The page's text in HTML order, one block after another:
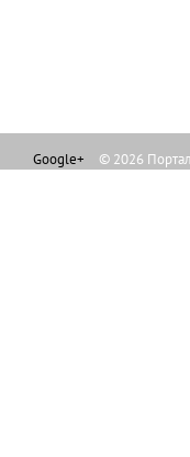
Google+ © 2026